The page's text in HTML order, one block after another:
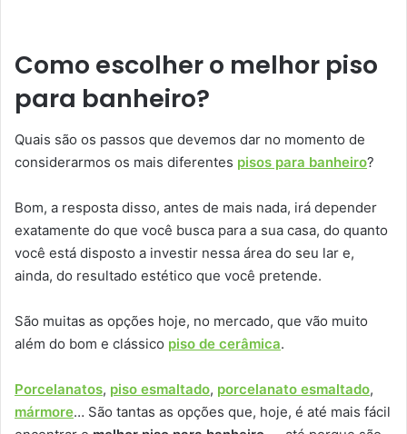
Como escolher o melhor piso
para banheiro?
Quais são os passos que devemos dar no momento de
considerarmos os mais diferentes pisos para banheiro?
Bom, a resposta disso, antes de mais nada, irá depender
exatamente do que você busca para a sua casa, do quanto
você está disposto a investir nessa área do seu lar e,
ainda, do resultado estético que você pretende.
São muitas as opções hoje, no mercado, que vão muito
além do bom e clássico piso de cerâmica.
Porcelanatos, piso esmaltado, porcelanato esmaltado,
mármore… São tantas as opções que, hoje, é até mais fácil